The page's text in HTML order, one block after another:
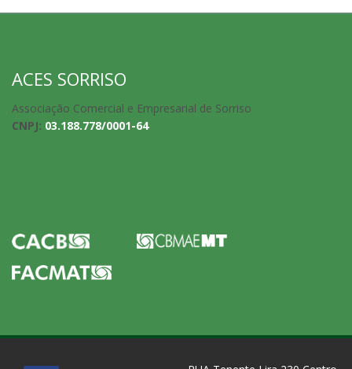
ACES SORRISO
Associação Comercial e Empresarial de Sorriso
CNPJ: 03.188.778/0001-64